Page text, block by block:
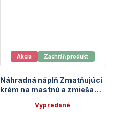
Akcia Zachráň produkt
Náhradná náplň Zmatňujúci
krém na mastnú a zmiešanú
Exp. 11/2026Vypredané